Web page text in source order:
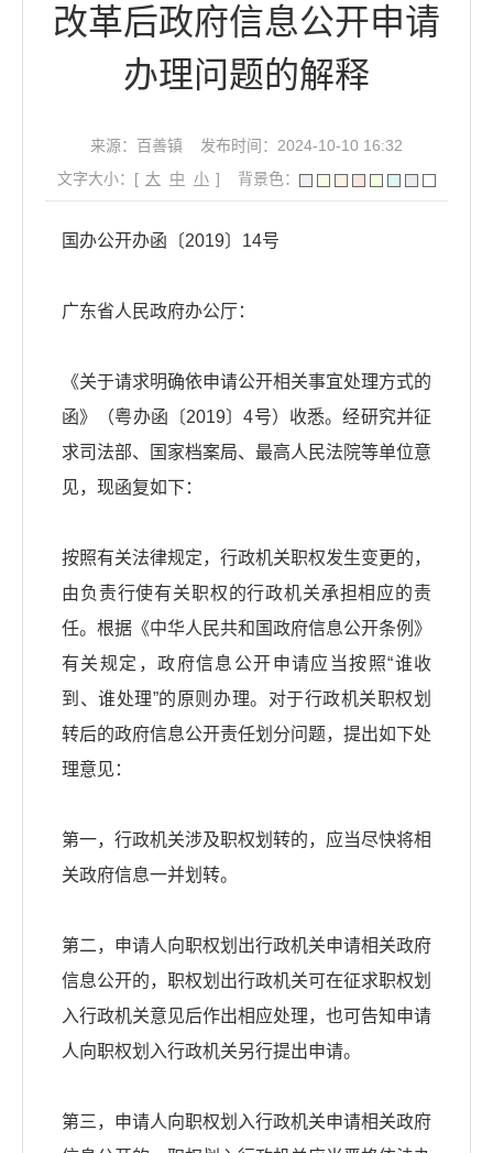
改革后政府信息公开申请
办理问题的解释
来源：百善镇
发布时间：2024-10-10 16:32
文字大小：[ 大 中 小 ] 背景色：
国办公开办函〔2019〕14号
广东省人民政府办公厅：
《关于请求明确依申请公开相关事宜处理方式的
函》（粤办函〔2019〕4号）收悉。经研究并征
求司法部、国家档案局、最高人民法院等单位意
见，现函复如下：
按照有关法律规定，行政机关职权发生变更的，
由负责行使有关职权的行政机关承担相应的责
任。根据《中华人民共和国政府信息公开条例》
有关规定，政府信息公开申请应当按照“谁收
到、谁处理”的原则办理。对于行政机关职权划
转后的政府信息公开责任划分问题，提出如下处
理意见：
第一，行政机关涉及职权划转的，应当尽快将相
关政府信息一并划转。
第二，申请人向职权划出行政机关申请相关政府
信息公开的，职权划出行政机关可在征求职权划
入行政机关意见后作出相应处理，也可告知申请
人向职权划入行政机关另行提出申请。
第三，申请人向职权划入行政机关申请相关政府